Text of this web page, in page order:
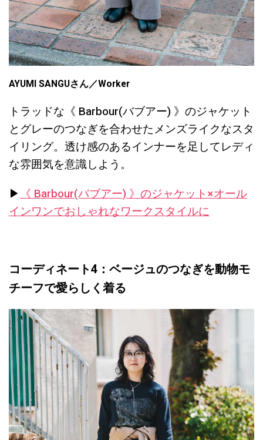
AYUMI SANGUさん／Worker
トラッドな《 Barbour(バブアー) 》のジャケット
とグレーのつなぎを合わせたメンズライクなスタ
イリング。透け感のあるインナーを足してレディ
な雰囲気を意識しよう。
▶︎ 《 Barbour(バブアー) 》のジャケット×オール
インワンでおしゃれなワークスタイルに
コーディネート4：ベージュのつなぎを動物モ
チーフで愛らしく着る